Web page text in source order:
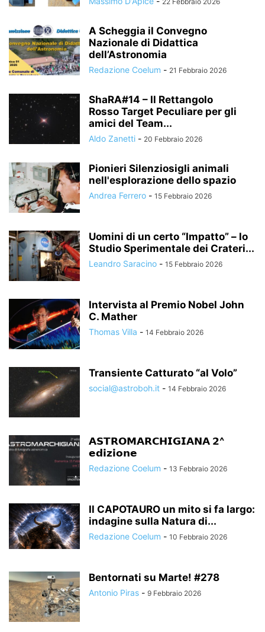
A Scheggia il Convegno
Nazionale di Didattica
dell’Astronomia
Redazione Coelum - 21 Febbraio 2026
ShaRA#14 – Il Rettangolo
Rosso Target Peculiare per gli
amici del Team...
Aldo Zanetti - 20 Febbraio 2026
Pionieri Silenziosigli animali
nell'esplorazione dello spazio
Andrea Ferrero - 15 Febbraio 2026
Uomini di un certo “Impatto” – lo
Studio Sperimentale dei Crateri...
Leandro Saracino - 15 Febbraio 2026
Intervista al Premio Nobel John
C. Mather
Thomas Villa - 14 Febbraio 2026
Transiente Catturato “al Volo”
social@astroboh.it - 14 Febbraio 2026
𝗔𝗦𝗧𝗥𝗢𝗠𝗔𝗥𝗖𝗛𝗜𝗚𝗜𝗔𝗡𝗔 𝟮^
𝗲𝗱𝗶𝘇𝗶𝗼𝗻𝗲
Redazione Coelum - 13 Febbraio 2026
Il CAPOTAURO un mito si fa largo:
indagine sulla Natura di...
Redazione Coelum - 10 Febbraio 2026
Bentornati su Marte! #278
Antonio Piras - 9 Febbraio 2026